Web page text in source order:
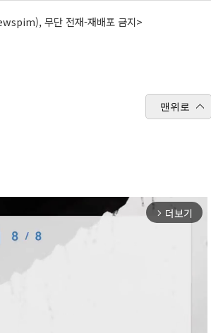
무단 전재-재배포 금지>
맨위로
arrow_forward_ios 더보기